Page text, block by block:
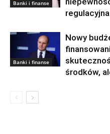
Banki i finanse
regulacyjna
Banki i finanse
Nowy
środków,